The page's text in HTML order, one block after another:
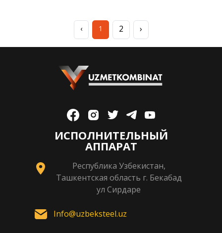
‹ 1 2 ›
ИСПОЛНИТЕЛЬНЫЙ
АППАРАТ
Республика Узбекистан,
Ташкентская область г. Бекабад
ул Сирдаре
Info@uzbeksteel.uz